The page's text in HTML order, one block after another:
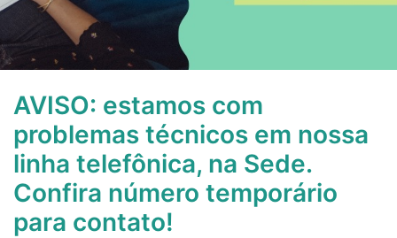
AVISO: estamos com
problemas técnicos em nossa
linha telefônica, na Sede.
Confira número temporário
para contato!